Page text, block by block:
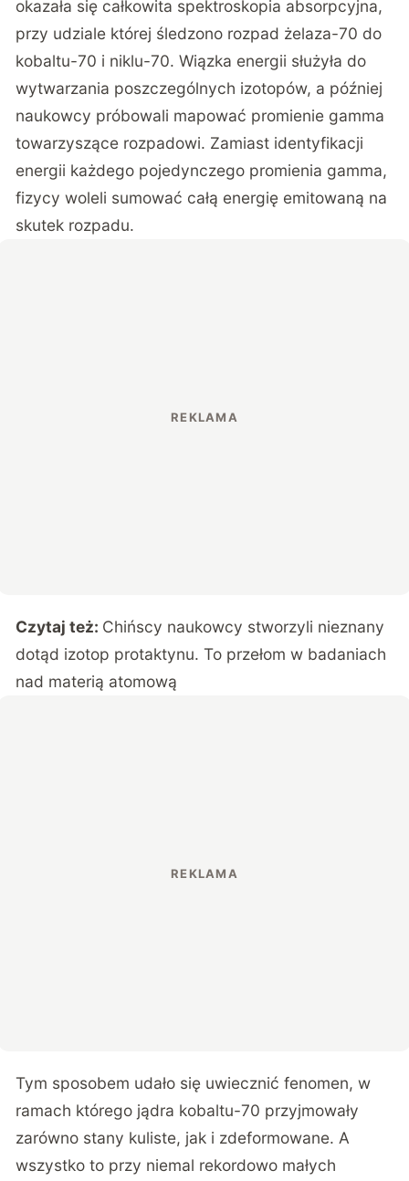
okazała się całkowita spektroskopia absorpcyjna,
przy udziale której śledzono rozpad żelaza-70 do
kobaltu-70 i niklu-70. Wiązka energii służyła do
wytwarzania poszczególnych izotopów, a później
naukowcy próbowali mapować promienie gamma
towarzyszące rozpadowi. Zamiast identyfikacji
energii każdego pojedynczego promienia gamma,
fizycy woleli sumować całą energię emitowaną na
skutek rozpadu.
Czytaj też: Chińscy naukowcy stworzyli nieznany
dotąd izotop protaktynu. To przełom w badaniach
nad materią atomową
Tym sposobem udało się uwiecznić fenomen, w
ramach którego jądra kobaltu-70 przyjmowały
zarówno stany kuliste, jak i zdeformowane. A
wszystko to przy niemal rekordowo małych